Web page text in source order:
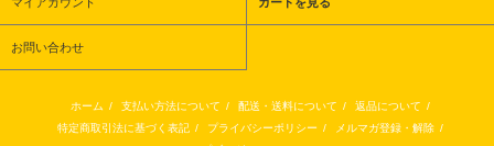
お問い合わせ
ホーム / 支払い方法について / 配送・送料について / 返品について /
特定商取引法に基づく表記 / プライバシーポリシー / メルマガ登録・解除 /